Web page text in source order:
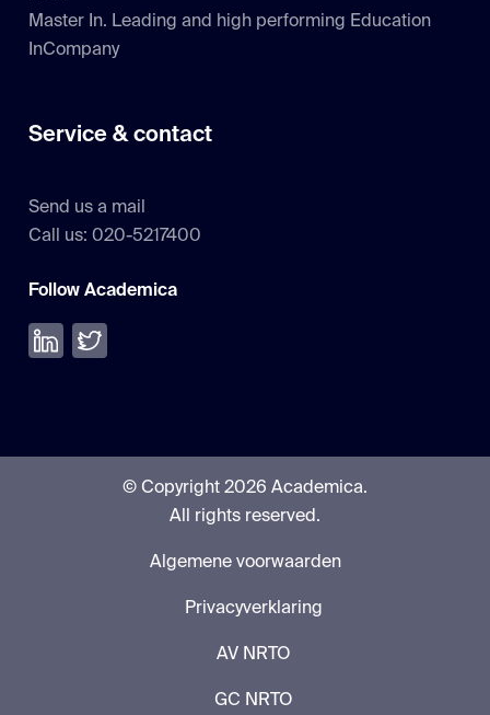
Master In. Leading and high performing Education
InCompany
Service & contact
Send us a mail
Call us: 020-5217400
Follow Academica
Volg ons op LinkedIn
Volg ons op Twitter
© Copyright 2026 Academica.
All rights reserved.
Algemene voorwaarden
Privacyverklaring
AV NRTO
GC NRTO